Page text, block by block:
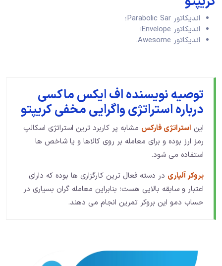
اندیکاتور Parabolic Sar؛
اندیکاتور Envelope؛
اندیکاتور Awesome.
توصیه نویسنده اف ایکس ماکسی
درباره استراتژی واگرایی مخفی کریپتو
این استراتژی فارکس مشابه پر کاربرد ترین استراتژی اسکالپ
رمز ارز بوده و برای معامله بر روی کالاها و یا شاخص ها
استفاده می شود.
بروکر آلپاری در دسته فعال ترین کارگزاری ها بوده که دارای
اعتبار و سابقه بالایی هست؛ بنابراین معامله گران بسیاری در
حساب دمو این بروکر تمرین انجام می دهند.